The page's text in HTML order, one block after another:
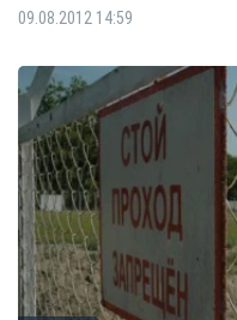
09.08.2012 14:59